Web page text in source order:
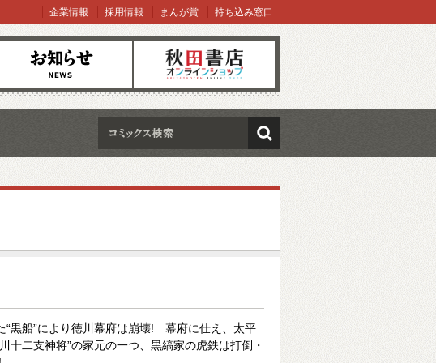
らせ オンラインショップ
企業情報 採用情報 まんが賞 持ち込み窓口
検索
“黒船”により徳川幕府は崩壊! 幕府に仕え、太平
十二支神将”の家元の一つ、黒縞家の虎鉄は打倒・